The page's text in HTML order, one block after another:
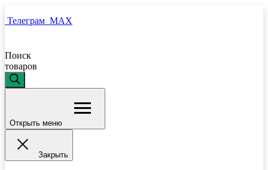
Телеграм MAX
Поиск
товаров
Открыть меню
Закрыть